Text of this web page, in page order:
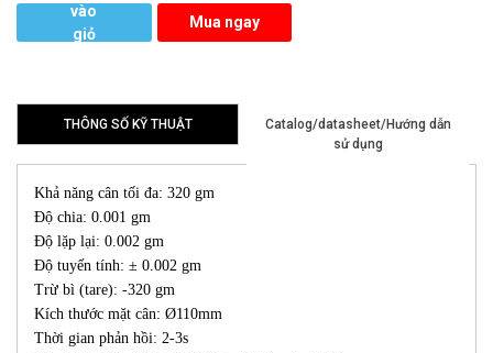
vào
giỏ
Mua ngay
THÔNG SỐ KỸ THUẬT
Catalog/datasheet/Hướng dẫn
sử dụng
Khả năng cân tối đa: 320 gm
Độ chia: 0.001 gm
Độ lặp lại: 0.002 gm
Độ tuyến tính: ± 0.002 gm
Trừ bì (tare): -320 gm
Kích thước mặt cân: Ø110mm
Thời gian phản hồi: 2-3s